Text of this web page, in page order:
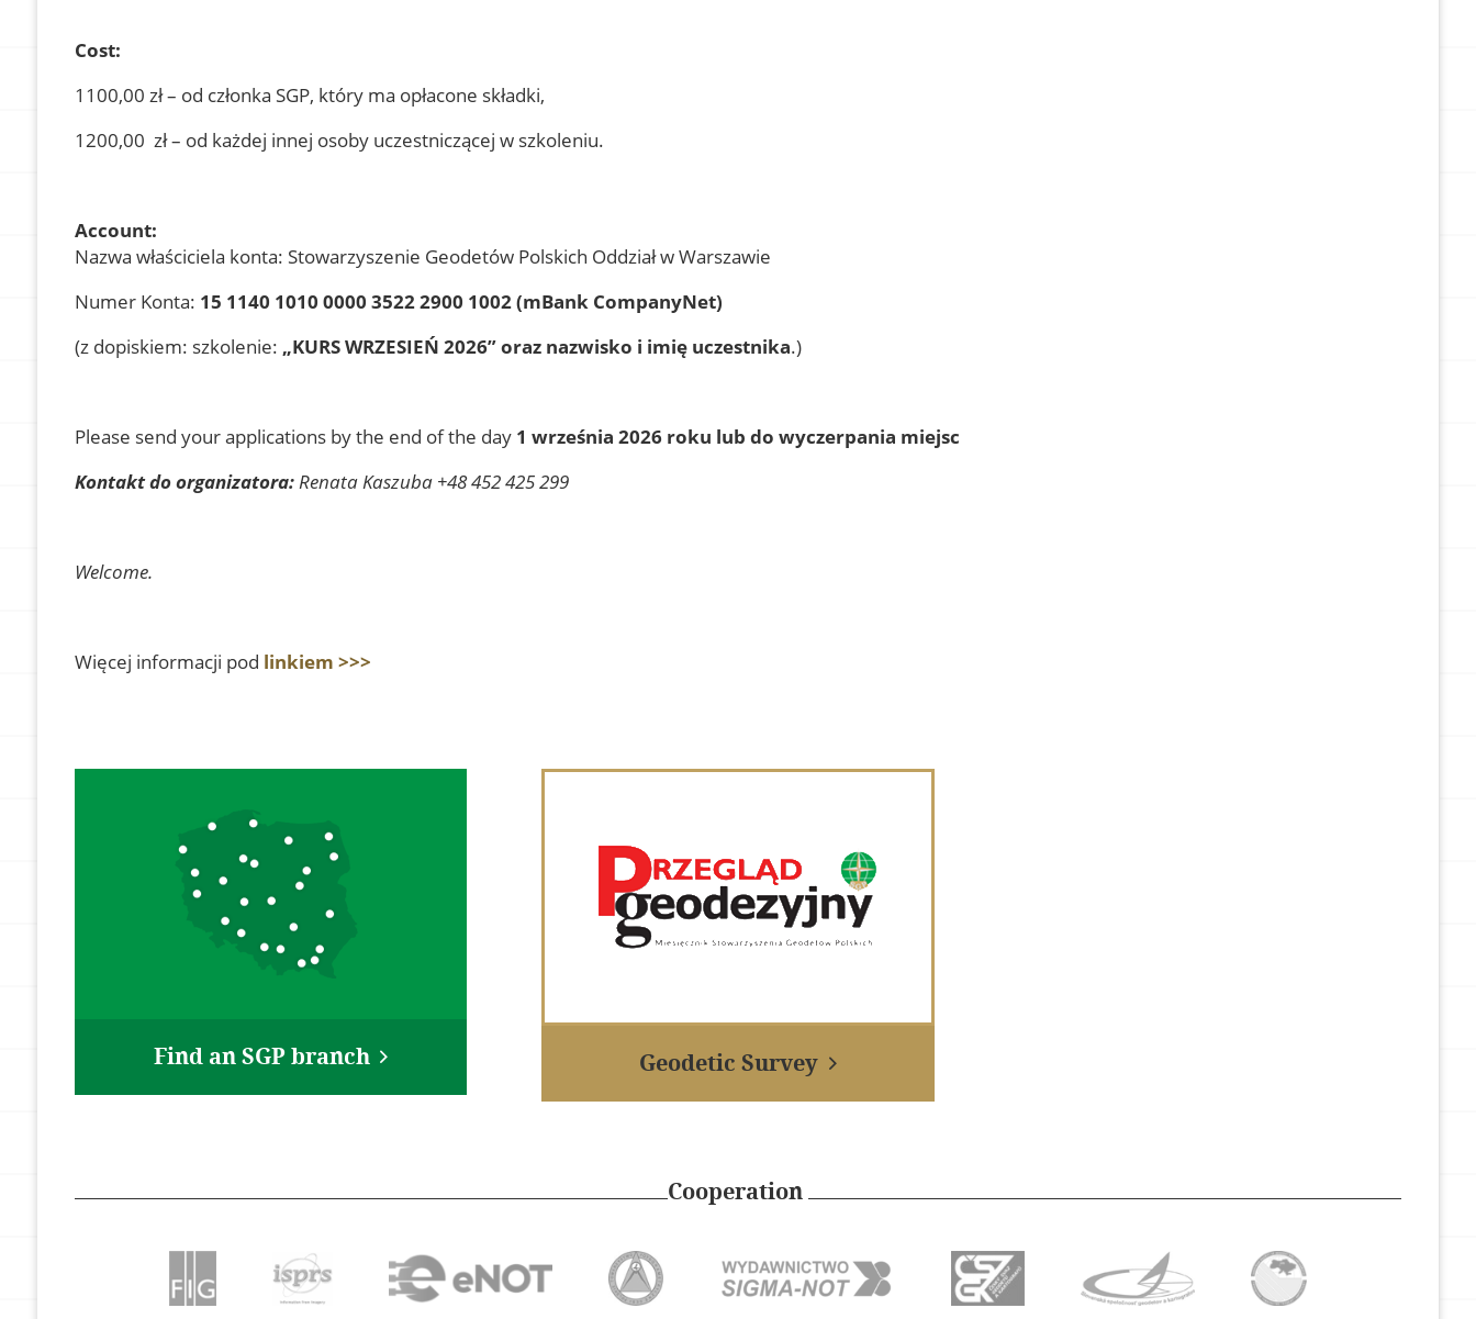
Cost:
1100,00 zł – od członka SGP, który ma opłacone składki,
1200,00 zł – od każdej innej osoby uczestniczącej w szkoleniu.
Account:
Nazwa właściciela konta: Stowarzyszenie Geodetów Polskich Oddział w Warszawie
Numer Konta: 15 1140 1010 0000 3522 2900 1002 (mBank CompanyNet)
(z dopiskiem: szkolenie: „KURS WRZESIEŃ 2026”oraz nazwisko i imię uczestnika.)
Please send your applications by the end of the day 1 września 2026 roku lub do wyczerpania miejsc
Kontakt do organizatora:Renata Kaszuba +48 452 425 299
Welcome.
Więcej informacji pod linkiem >>>
Find an SGP branch  Geodetic Survey 
Cooperation